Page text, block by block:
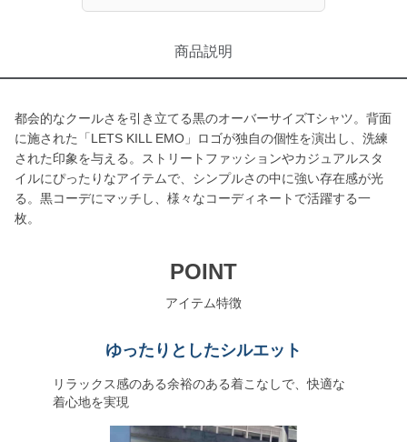
商品説明
都会的なクールさを引き立てる黒のオーバーサイズTシャツ。背面
に施された「LETS KILL EMO」ロゴが独自の個性を演出し、洗練
された印象を与える。ストリートファッションやカジュアルスタ
イルにぴったりなアイテムで、シンプルさの中に強い存在感が光
る。黒コーデにマッチし、様々なコーディネートで活躍する一
枚。
POINT
アイテム特徴
ゆったりとしたシルエット
リラックス感のある余裕のある着こなしで、快適な
着心地を実現